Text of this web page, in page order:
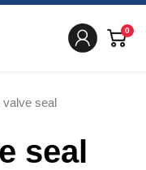
0
valve seal
seal